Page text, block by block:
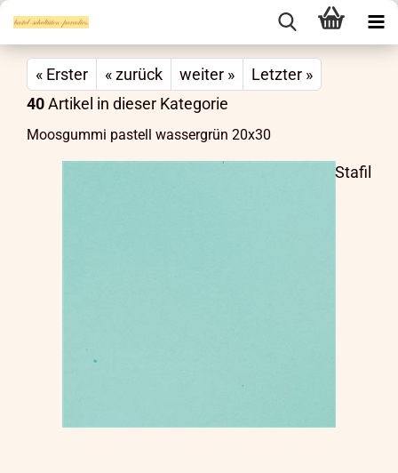
« Erster « zurück weiter »
Letzter »
40Artikel in dieser Kategorie
Moosgummi pastell wassergrün 20x30
Stafil